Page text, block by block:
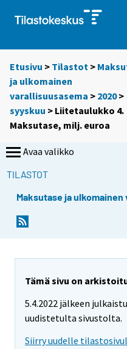
Etusivu > Tilastot >
ja ulkomainen
varallisuusasema > 2020>
syyskuu > Liitetaulukko 4.
Maksutase, milj. euroa
Avaa valikko
TILASTOT
Maksutase ja
Tämä sivu on
5.4.2022 jälkeen
uudistetulta sivustolta.
Siirry uudelle